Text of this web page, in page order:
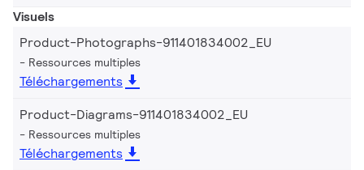
Visuels
Product-Photographs-911401834002_EU
Ressources multiples
Téléchargements
Product-Diagrams-911401834002_EU
Ressources multiples
Téléchargements